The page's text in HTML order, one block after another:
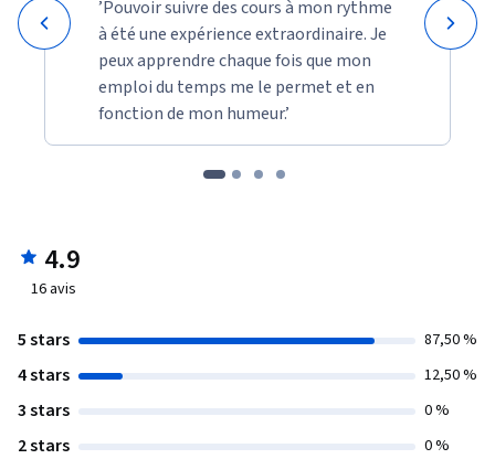
’Pouvoir suivre des cours à mon rythme
à été une expérience extraordinaire. Je
peux apprendre chaque fois que mon
emploi du temps me le permet et en
fonction de mon humeur.’
4.9
16 avis
5 stars 87,50 %
4 stars 12,50 %
3 stars 0 %
2 stars 0 %